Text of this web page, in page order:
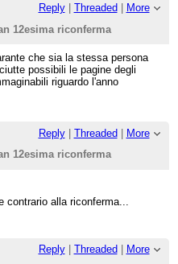
Reply| Threaded | More
12esima riconferma
che sia la stessa persona
possibili le pagine degli
riguardo l'anno
Reply| Threaded | More
12esima riconferma
contrario alla riconferma...
Reply| Threaded
More